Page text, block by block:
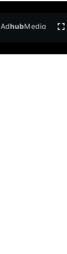
AdhubMedia